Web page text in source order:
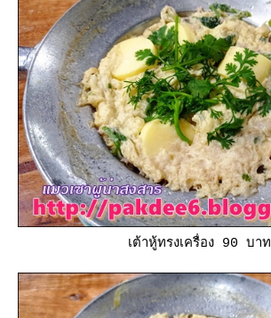
เต้าหู้ทรงเครื่อง 90 บาท